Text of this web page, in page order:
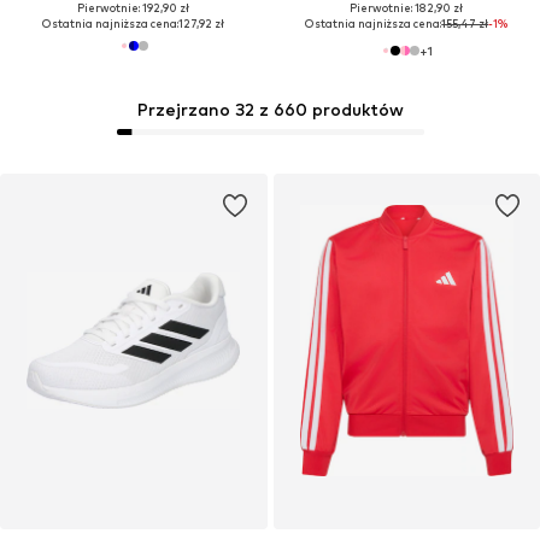
Pierwotnie: 192,90 zł
Ostatnia najniższa cena:127,92 zł
Pierwotnie: 182,90 zł
Ostatnia najniższa cena:155,47 zł-1%
+1
Przejrzano 32 z 660 produktów